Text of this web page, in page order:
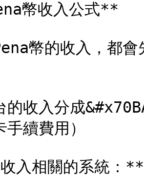
幣收入公式**
幣的收入，都
的收入分成
續費用）
入相關的系統：**